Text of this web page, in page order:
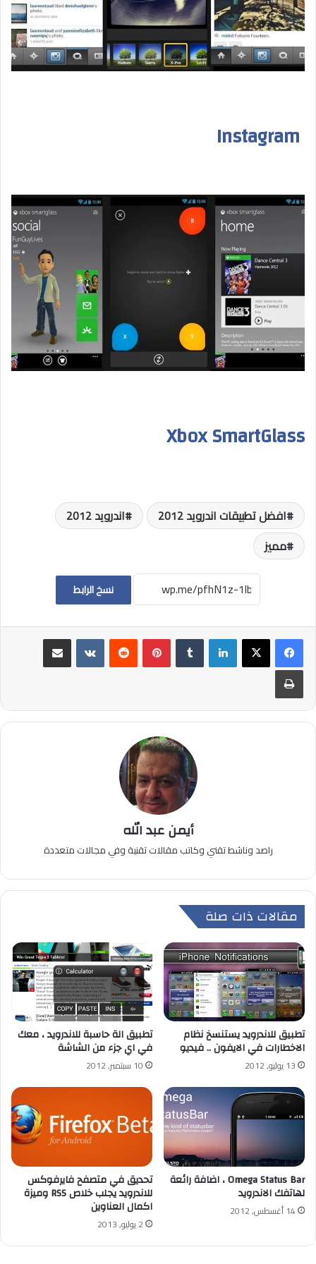
Instagram
Xbox SmartGlass
افضل تطبيقات اندرويد 2012
اندرويد 2012
مميز
نسخ الرابط
لينكدإن بينتيريست
مشاركة عبر البريد
طباعة
أيمن عبد الله
راصد وناشط تقني وكاتب مقالات تقنية وفي مجالات متعددة
مقالات ذات صلة
تطبيق للاندرويد يستنسخ نظام
الاخطارات في الايفون .. فيديو
13 يوليو, 2012
تطبيق الة حاسبة للاندرويد ، معك
في اي جزء من الشاشة
10 سبتمبر, 2012
Omega Status Bar ، اضافة رائعة
لهاتفك الاندرويد
14 أغسطس, 2012
تحديق في متصفح فايرفوكس
للاندرويد يجلب خلاص RSS وميزة
اكمال العناوين
2 يوليو, 2013